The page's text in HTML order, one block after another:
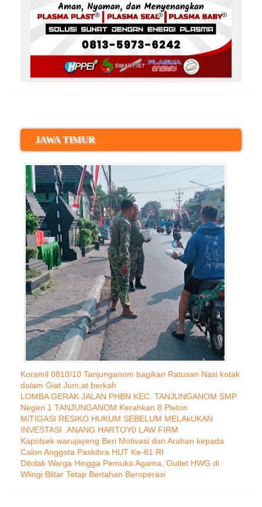
JAWA TIMUR
Koramil 0810/10 Tanjunganom bagikan Ratusan Nasi kotak
dalam Giat Jum,at berkah
LOMBA GERAK JALAN PHBN KEC. TANJUNGANOM SMP
Negeri 1 TANJUNGANOM Kerahkan 8 Pleton
MiTIGASI RESIKO HUKUM SEBELUM MELAkUKAN
INVESTASI .ANANG HARTOY0 LAW FIRM
Kapolsek warujayeng Beri Motivasi dan Arahan kepada
Calon Anggota Paskibra HUT Ke-81 RI
Ditolak Warga Hingga Pemuka Agama, Outlet HWG di
Wlingi Blitar Tetap Bertahan Beroperasi